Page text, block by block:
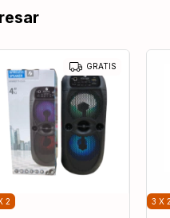
GRATIS
2 3 X